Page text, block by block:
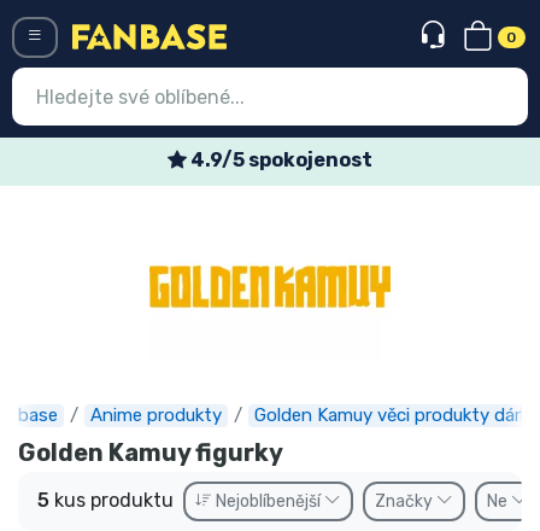
0
4.9/5 spokojenost
Anime produkty Golden Kamuy věci produkty dárky
Golden Kamuy figurky
5 kus produktu Nejoblíbenější Značky Ne
Nejnovější věci
Předobjednat
Outlet produkty